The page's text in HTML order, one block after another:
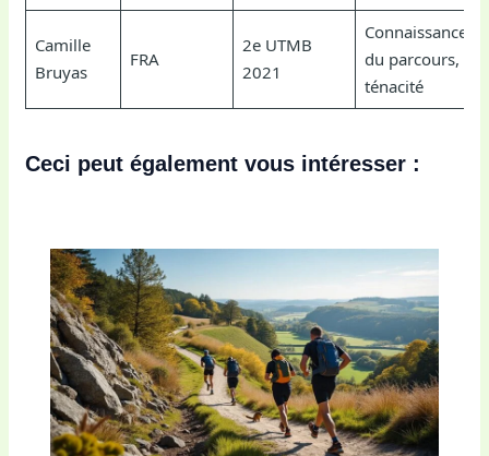
Camille
Bruyas
FRA
2e UTMB
2021
Connaissance
du parcours,
ténacité
Ceci peut également vous intéresser :